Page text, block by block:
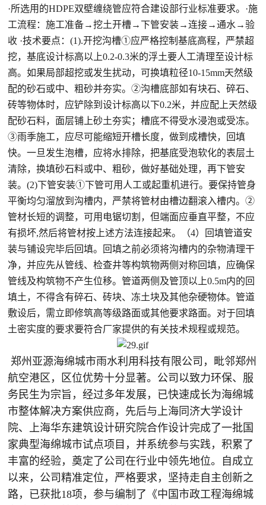
·所选用的HDPE双壁缠绕管应符合建设部行业标准要求。·施
工流程：施工准备→挖土开槽→下管安装→连接→通水→验
收 ·技术要点：(1).开挖沟槽①应严格控制基底高程，严禁超
挖，基底设计标高以上0.2-0.3米的浮土要人工清理至设计标
高。如果局部超挖或发生扰动，可换填粒径10-15mm天然级
配的砂石或中、粗砂并夯实。②沟槽底部如有块石、碎石、
砖等物体时，应铲除到设计标高以下0.2米，并应配上天然级
配砂石料，面层铺上砂土夯实；槽底不得受水浸泡或受冻。
③雨季施工，应尽可能缩短开槽长度，做到成槽快，回填
快。一旦发生泡槽，应将水排除，把基底受泡软化的表层土
清除，换填砂石料或中、粗砂，做好基础处理，再下管安
装。(2)下管安装①下管可用人工或起重机进行。要保持管身
平衡均匀溜放到沟槽内，严禁将管材由槽边翻滚入槽内。②
管材长短的调整，可用电锯切割，但端面应垂直平整，不应
有损坏,然后将管材按上述方法连接起来。（4）回填管道安
装与铺设完毕后回填。回填之前必须将沟槽内的杂物清理干
净，并应先从管线、检查井等构筑物两侧对称回填，应确保
管线及构筑物不产生位移。管道两侧及管顶以上0.5m内的回
填土，不得含有碎石、砖块、冻土块及其他杂硬物体。管道
敷设后，需立即修筑高等级路面或其他要求路面。对于回填
土密实度的要求要符合厂家提供的有关技术规程或规范。
郑州亚源海绵城市雨水利用科技有限公司，毗邻郑州
航空港区，区位优势十分显著。公司以致力环保、服
务民生为宗旨，经过多年发展，已快速成长为海绵城
市整体解决方案供应商，先后与上海同济大学设计
院、上海华东建筑设计研究院合作设计完成了一批国
家典型海绵城市试点项目，并系统参与实践，积累了
丰富的经验，奠定了公司在行业中领先地位。自成立
以来，公司精准定位，严格要求，坚持走自主创新之
路，已获批18项，参与编制了《中国市政工程海绵城